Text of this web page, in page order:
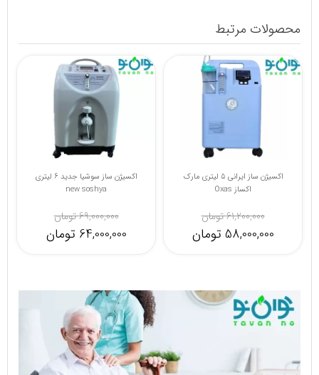
محصولات مرتبط
اکسیژن ساز ایرانی 5 لیتری مارک
58,000,000 تومان
اکسیژن ساز 8 لیتری نایدک مدل